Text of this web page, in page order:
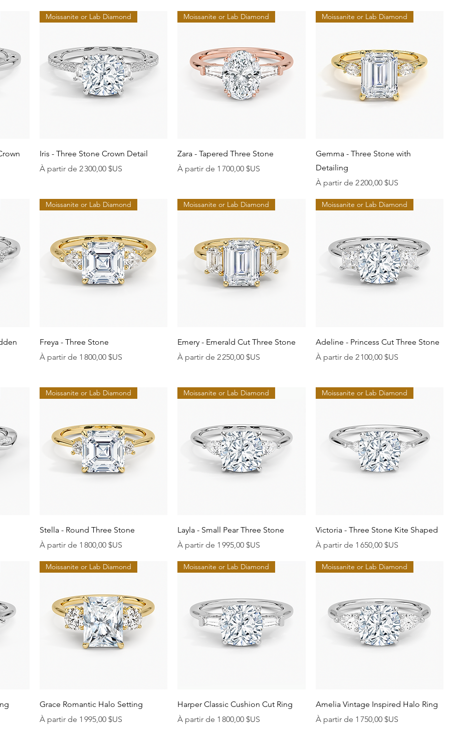
Aperçu rapide
Moissanite or Lab Diamond
Iris - Three Stone Crown Detail
À partir de 2 300,00 $US
Prix promotionnel
Aperçu rapide
Moissanite or Lab Diamond
Zara - Tapered Three Stone
À partir de 1 700,00 $US
Prix promotionnel
Aperçu rapide
Moissanite or Lab Diamond
Gemma - Three Stone with
Detailing
À partir de 2 200,00 $US
Prix promotionnel
Aperçu rapide
Moissanite or Lab Diamond
Freya - Three Stone
À partir de 1 800,00 $US
Prix promotionnel
Aperçu rapide
Moissanite or Lab Diamond
Emery - Emerald Cut Three Stone
À partir de 2 250,00 $US
Prix promotionnel
Aperçu rapide
Moissanite or Lab Diamond
Adeline - Princess Cut Three Stone
À partir de 2 100,00 $US
Prix promotionnel
Aperçu rapide
Moissanite or Lab Diamond
Stella - Round Three Stone
À partir de 1 800,00 $US
Prix promotionnel
Aperçu rapide
Moissanite or Lab Diamond
Layla - Small Pear Three Stone
À partir de 1 995,00 $US
Prix promotionnel
Aperçu rapide
Moissanite or Lab Diamond
Victoria - Three Stone Kite Shaped
À partir de 1 650,00 $US
Prix promotionnel
Aperçu rapide
Moissanite or Lab Diamond
Grace Romantic Halo Setting
À partir de 1 995,00 $US
Prix promotionnel
Aperçu rapide
Moissanite or Lab Diamond
Harper Classic Cushion Cut Ring
À partir de 1 800,00 $US
Prix promotionnel
Aperçu rapide
Moissanite or Lab Diamond
Amelia Vintage Inspired Halo Ring
À partir de 1 750,00 $US
Prix promotionnel